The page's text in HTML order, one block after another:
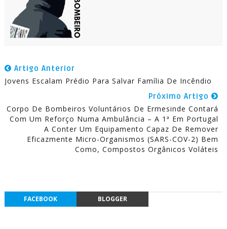
Artigo Anterior
Jovens Escalam Prédio Para Salvar Família De Incêndio
Próximo Artigo
Corpo De Bombeiros Voluntários De Ermesinde Contará
Com Um Reforço Numa Ambulância – A 1ª Em Portugal
A Conter Um Equipamento Capaz De Remover
Eficazmente Micro-Organismos (SARS-COV-2) Bem
Como, Compostos Orgânicos Voláteis
FACEBOOK BLOGGER